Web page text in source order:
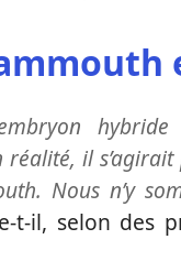
réalité, il
Nous n’y
t-il, selon des